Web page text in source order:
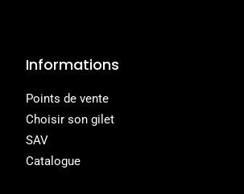
Informations
Points de vente
Choisir son gilet
SAV
Catalogue